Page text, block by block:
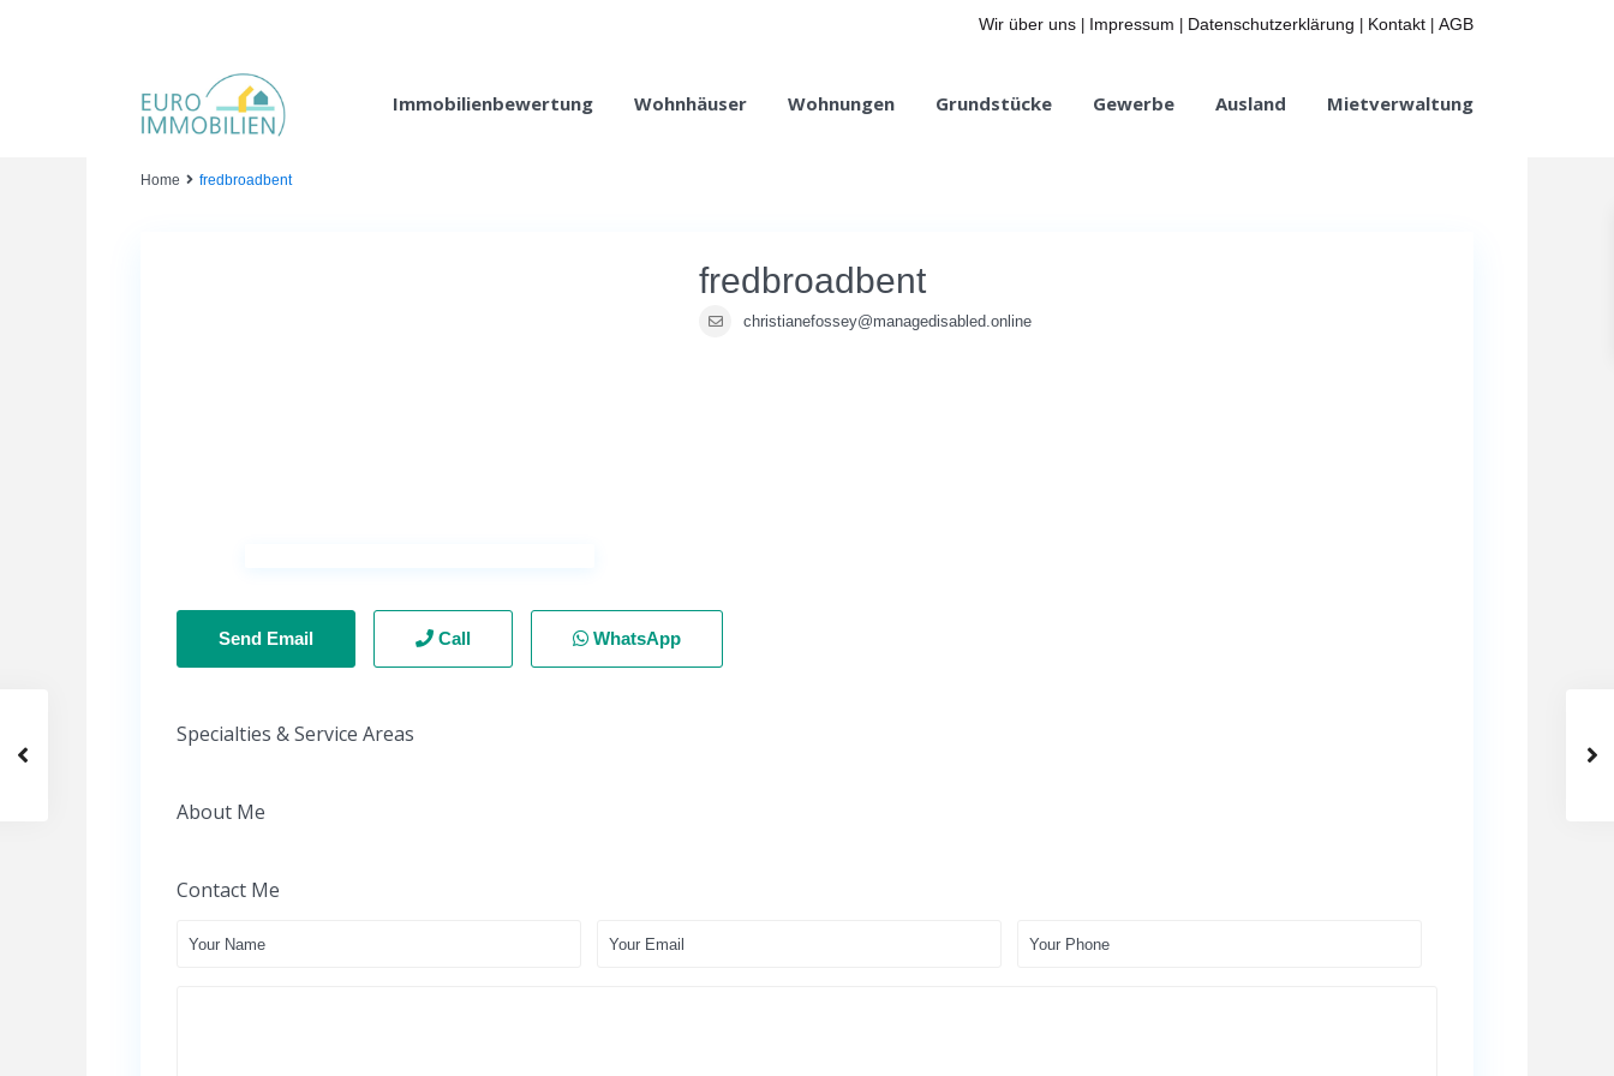
Wir über uns Impressum Datenschutzerklärung Kontakt AGB
Immobilienbewertung Wohnhäuser Wohnungen Grundstücke Gewerbe Ausland Mietverwaltung
Home fredbroadbent
fredbroadbent
christianefossey@managedisabled.online
Send Email Call WhatsApp
Specialties & Service Areas
About Me
Contact Me